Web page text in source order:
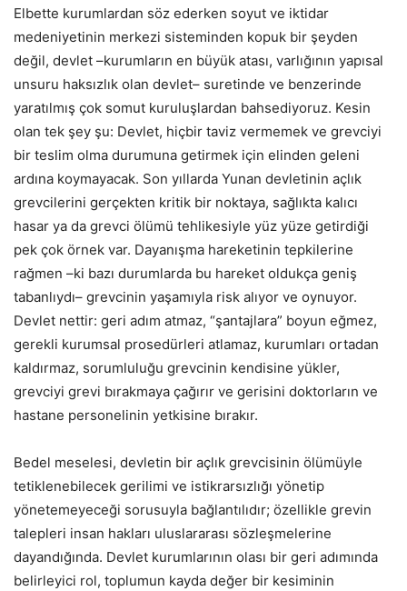
Elbette kurumlardan söz ederken soyut ve iktidar
medeniyetinin merkezi sisteminden kopuk bir şeyden
değil, devlet –kurumların en büyük atası, varlığının yapısal
unsuru haksızlık olan devlet– suretinde ve benzerinde
yaratılmış çok somut kuruluşlardan bahsediyoruz. Kesin
olan tek şey şu: Devlet, hiçbir taviz vermemek ve grevciyi
bir teslim olma durumuna getirmek için elinden geleni
ardına koymayacak. Son yıllarda Yunan devletinin açlık
grevcilerini gerçekten kritik bir noktaya, sağlıkta kalıcı
hasar ya da grevci ölümü tehlikesiyle yüz yüze getirdiği
pek çok örnek var. Dayanışma hareketinin tepkilerine
rağmen –ki bazı durumlarda bu hareket oldukça geniş
tabanlıydı– grevcinin yaşamıyla risk alıyor ve oynuyor.
Devlet nettir: geri adım atmaz, “şantajlara” boyun eğmez,
gerekli kurumsal prosedürleri atlamaz, kurumları ortadan
kaldırmaz, sorumluluğu grevcinin kendisine yükler,
grevciyi grevi bırakmaya çağırır ve gerisini doktorların ve
hastane personelinin yetkisine bırakır.
Bedel meselesi, devletin bir açlık grevcisinin ölümüyle
tetiklenebilecek gerilimi ve istikrarsızlığı yönetip
yönetemeyeceği sorusuyla bağlantılıdır; özellikle grevin
talepleri insan hakları uluslararası sözleşmelerine
dayandığında. Devlet kurumlarının olası bir geri adımında
belirleyici rol, toplumun kayda değer bir kesiminin